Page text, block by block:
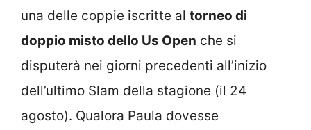
una delle coppie iscritte al torneo di
doppio misto dello Us Open che si
disputerà nei giorni precedenti all’inizio
dell’ultimo Slam della stagione (il 24
agosto). Qualora Paula dovesse